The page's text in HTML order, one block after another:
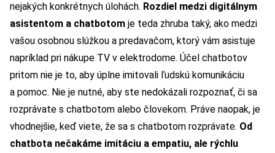
nejakých konkrétnych úlohách. Rozdiel medzi digitálnym
asistentom a chatbotom je teda zhruba taký, ako medzi
vašou osobnou slúžkou a predavačom, ktorý vám asistuje
napríklad pri nákupe TV v elektrodome. Účel chatbotov
pritom nie je to, aby úplne imitovali ľudskú komunikáciu
a pomoc. Nie je nutné, aby ste nedokázali rozpoznať, či sa
rozprávate s chatbotom alebo človekom. Práve naopak, je
vhodnejšie, keď viete, že sa s chatbotom rozprávate. Od
chatbota nečakáme imitáciu a empatiu, ale rýchlu